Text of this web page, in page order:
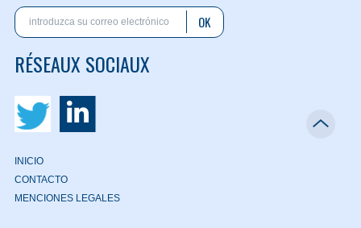
OK
RÉSEAUX SOCIAUX
INICIO
CONTACTO
MENCIONES LEGALES